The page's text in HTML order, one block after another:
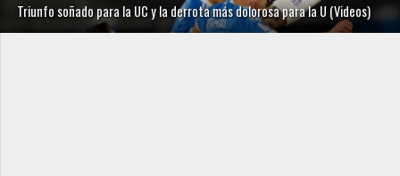
Triunfo soñado para la UC y la derrota más dolorosa para la U (Videos)